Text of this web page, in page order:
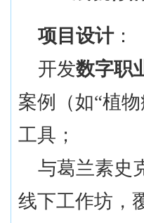
项目设计：
开发数字职
案例（如“植
工具；
与葛兰素史
线下工作坊，